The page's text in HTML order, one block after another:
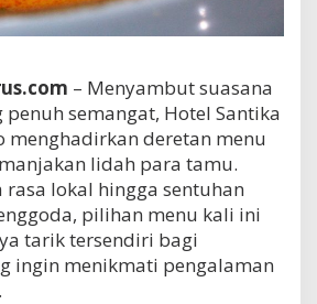
– Menyambut suasana
semangat, Hotel Santika
menghadirkan deretan menu
lidah para tamu.
rasa lokal hingga sentuhan
pilihan menu kali ini
tarik tersendiri bagi
ingin menikmati pengalaman